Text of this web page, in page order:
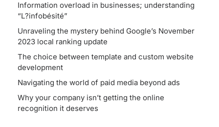
Information overload in businesses; understanding
“L?infobésité”
Unraveling the mystery behind Google’s November
2023 local ranking update
The choice between template and custom website
development
Navigating the world of paid media beyond ads
Why your company isn’t getting the online
recognition it deserves